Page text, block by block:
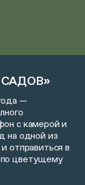
—
с камерой и
на одной из
отправиться в
цветущему